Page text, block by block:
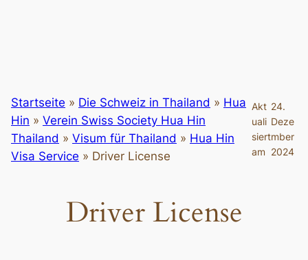
Startseite » Die Schweiz in Thailand » Hua
Hin » Verein Swiss Society Hua Hin
Thailand » Visum für Thailand » Hua Hin
Visa Service » Driver License
Akt
uali
siert
am
24.
Deze
mber
2024
Driver License